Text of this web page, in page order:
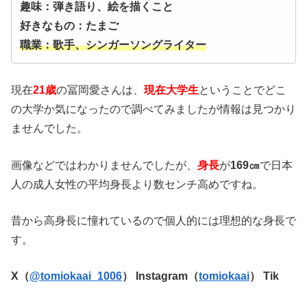
趣味：弾き語り、絵を描くこと
好きなもの：たまご
職業：歌手、シンガーソングライター
現在21歳の冨岡愛さんは、 現在大学生ということでどこ
の大学か気になったので調べてみましたが情報は見つかり
ませんでした。
画像などではわかりませんでしたが、 身長が169㎝で日本
人の成人女性の平均身長より数センチ高めですね。
昔から高身長に憧れているので個人的には理想的な身長で
す。
X（@tomiokaai_1006） Instagram（tomiokaai）
Tik